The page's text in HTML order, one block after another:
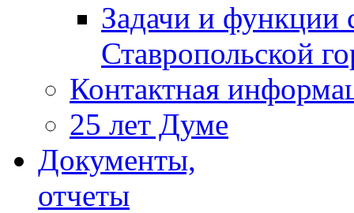
Задачи и функции
Ставропольской
Контактная
25 лет Думе
Документы,
отчеты